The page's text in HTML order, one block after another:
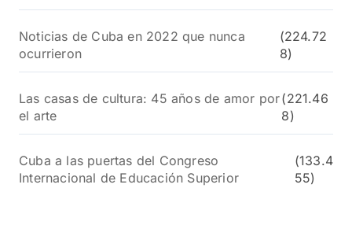
Noticias de Cuba en 2022 que nunca
ocurrieron
(224.72
8)
Las casas de cultura: 45 años de amor por
el arte
(221.46
8)
Cuba a las puertas del Congreso
Internacional de Educación Superior
(133.4
55)